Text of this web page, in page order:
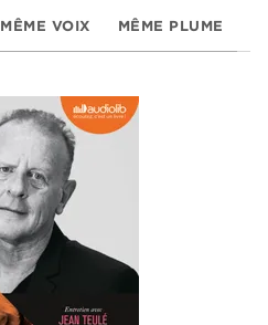
MÊME VOIX MÊME PLUME